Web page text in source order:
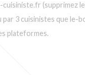
(supprimez
3 cuisinistes que
plateformes.